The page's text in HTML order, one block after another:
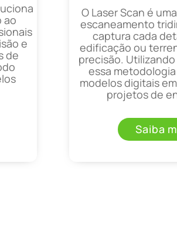
ao
e
de
O Laser Scan é
escaneamento
captura cada
edificação ou
precisão.
essa
modelos digitais
projetos de
Saiba